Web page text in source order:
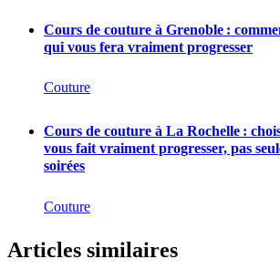
Cours de couture à Grenoble :
qui vous fera vraiment progresser
Couture
Cours de couture à La Rochelle :
vous fait vraiment progresser, pas
soirées
Couture
Articles similaires